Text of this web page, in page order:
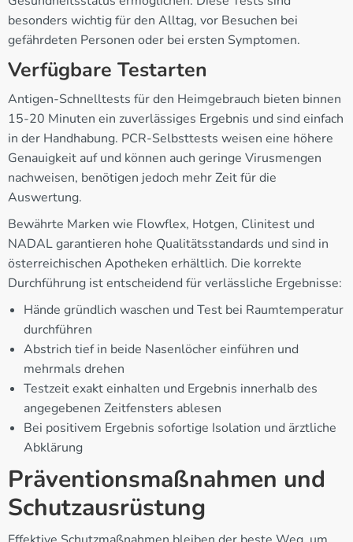
besonders wichtig für den Alltag, vor Besuchen bei
gefährdeten Personen oder bei ersten Symptomen.
Verfügbare Testarten
Antigen-Schnelltests für den Heimgebrauch bieten binnen
15-20 Minuten ein zuverlässiges Ergebnis und sind einfach
in der Handhabung. PCR-Selbsttests weisen eine höhere
Genauigkeit auf und können auch geringe Virusmengen
nachweisen, benötigen jedoch mehr Zeit für die
Auswertung.
Bewährte Marken wie Flowflex, Hotgen, Clinitest und
NADAL garantieren hohe Qualitätsstandards und sind in
österreichischen Apotheken erhältlich. Die korrekte
Durchführung ist entscheidend für verlässliche Ergebnisse:
Hände gründlich waschen und Test bei Raumtemperatur
durchführen
Abstrich tief in beide Nasenlöcher einführen und
mehrmals drehen
Testzeit exakt einhalten und Ergebnis innerhalb des
angegebenen Zeitfensters ablesen
Bei positivem Ergebnis sofortige Isolation und ärztliche
Abklärung
Präventionsmaßnahmen und
Schutzausrüstung